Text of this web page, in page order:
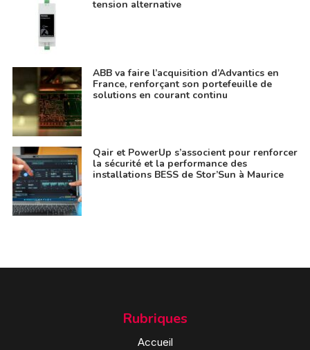
tension alternative
ABB va faire l’acquisition d’Advantics en
France, renforçant son portefeuille de
solutions en courant continu
Qair et PowerUp s’associent pour renforcer
la sécurité et la performance des
installations BESS de Stor’Sun à Maurice
Rubriques
Accueil